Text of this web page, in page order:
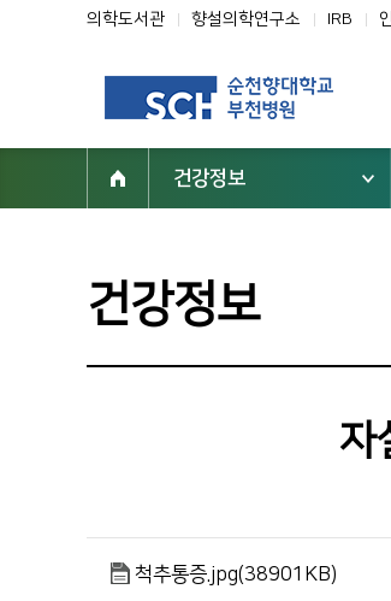
의학도서관 향설의학연구소 IRB
1899-5700
건강정보
건강정보
자
척추통증.jpg(38901KB)